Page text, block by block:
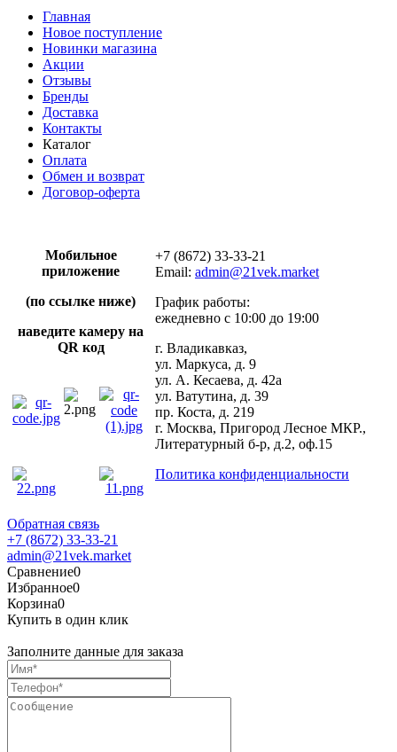
Главная
Новое поступление
Новинки магазина
Акции
Отзывы
Бренды
Доставка
Контакты
Каталог
Оплата
Обмен и возврат
Договор-оферта
Мобильное
приложение
(по ссылке ниже)
наведите камеру на
QR код
+7 (8672) 33-33-21
Email: admin@21vek.market
График работы:
ежедневно с 10:00 до 19:00
г. Владикавказ,
ул. Маркуса, д. 9
ул. А. Кесаева, д. 42а
ул. Ватутина, д. 39
пр. Коста, д. 219
г. Москва, Пригород Лесное МКР.,
Литературный б-р, д.2, оф.15
Политика конфиденциальности
Обратная связь
+7 (8672) 33-33-21
admin@21vek.market
Сравнение0
Избранное0
Корзина0
Купить в один клик
Заполните данные для заказа